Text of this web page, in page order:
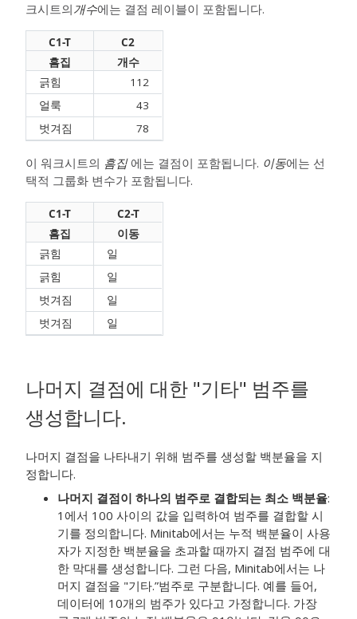
크시트의개수에는 결점 레이블이 포함됩니다.
C1-T
C2
흠집
개수
긁힘
112
얼룩
43
벗겨짐
78
이 워크시트의 흠집에는 결점이 포함됩니다. 이동에는 선
택적 그룹화 변수가 포함됩니다.
C1-T
C2-T
흠집
이동
긁힘
일
긁힘
일
벗겨짐
일
벗겨짐
일
나머지 결점에 대한 "기타" 범주를
생성합니다.
나머지 결점을 나타내기 위해 범주를 생성할 백분율을 지
정합니다.
나머지 결점이 하나의 범주로 결합되는 최소 백분율:
1에서 100 사이의 값을 입력하여 범주를 결합할 시
기를 정의합니다. Minitab에서는 누적 백분율이 사용
자가 지정한 백분율을 초과할 때까지 결점 범주에 대
한 막대를 생성합니다. 그런 다음, Minitab에서는 나
머지 결점을 "기타.”범주로 구분합니다. 예를 들어,
데이터에 10개의 범주가 있다고 가정합니다. 가장